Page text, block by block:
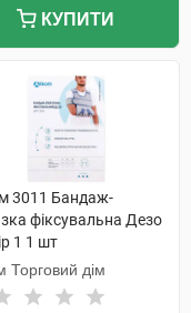
КУПИТИ
3011 Бандаж-
фіксувальна Дезо
1 1 шт
Торговий дім